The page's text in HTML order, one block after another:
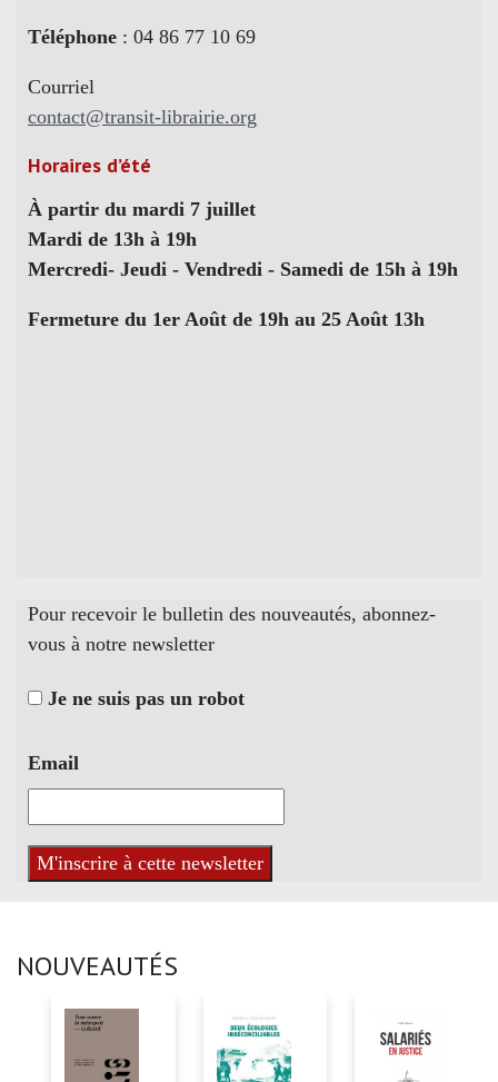
Téléphone : 04 86 77 10 69
Courriel
contact@transit-librairie.org
Horaires d’été
À partir du mardi 7 juillet
Mardi de 13h à 19h
Mercredi- Jeudi - Vendredi - Samedi de 15h à 19h
Fermeture du 1er Août de 19h au 25 Août 13h
Pour recevoir le bulletin des nouveautés, abonnez-
vous à notre newsletter
Je ne suis pas un robot
Email
NOUVEAUTÉS